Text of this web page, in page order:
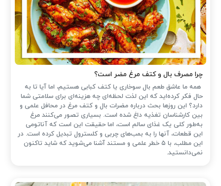
چرا مصرف بال و کتف مرغ مضر است؟
همه ما عاشق طعم بال سوخاری یا کتف کبابی هستیم، اما آیا تا به
حال فکر کرده‌اید که این لذت لحظه‌ای چه هزینه‌ای برای سلامتی شما
دارد؟ این روزها بحث درباره مضرات بال و کتف مرغ در محافل علمی و
بین کارشناسان تغذیه داغ شده است. بسیاری تصور می‌کنند مرغ
به‌طور کلی یک غذای سالم است، اما حقیقت این است که آناتومی
این قطعات، آنها را به بمب‌های چربی و کلسترول تبدیل کرده است. در
این مطلب، با ۵ خطر علمی و مستند آشنا می‌شوید که شاید تاکنون
نمی‌دانستید.